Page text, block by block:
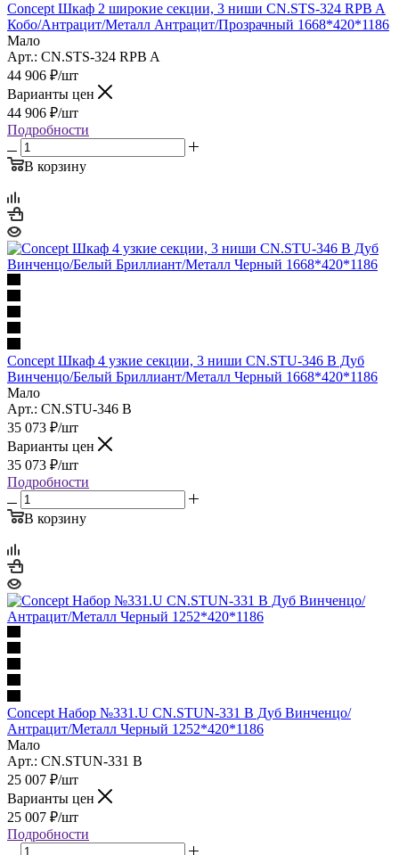
Concept Шкаф 2 широкие секции, 3 ниши CN.STS-324 RPB A
Кобо/Антрацит/Металл Антрацит/Прозрачный 1668*420*1186
Мало
Арт.: CN.STS-324 RPB A
44 906 ₽/шт
Варианты цен
44 906 ₽/шт
Подробности
В корзину
Concept Шкаф 4 узкие секции, 3 ниши CN.STU-346 B Дуб
Винченцо/Белый Бриллиант/Металл Черный 1668*420*1186
Мало
Арт.: CN.STU-346 B
35 073 ₽/шт
Варианты цен
35 073 ₽/шт
Подробности
В корзину
Concept Набор №331.U CN.STUN-331 B Дуб Винченцо/
Антрацит/Металл Черный 1252*420*1186
Мало
Арт.: CN.STUN-331 B
25 007 ₽/шт
Варианты цен
25 007 ₽/шт
Подробности